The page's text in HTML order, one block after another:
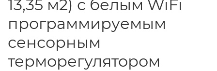
13,35 м2) с белым WiFi
программируемым
сенсорным
терморегулятором